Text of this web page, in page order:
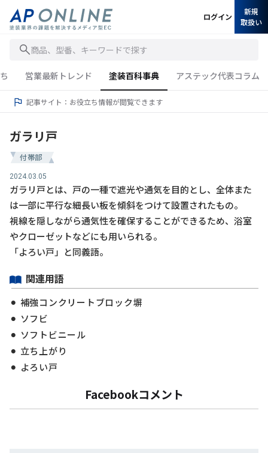
商品、型番、キーワードで探す
ログイン
新規
取扱い
営業最新トレンド 塗装百科事典 アステック代表コラム
記事サイト：お役立ち情報が閲覧できます
ガラリ戸
付帯部
2024.03.05
ガラリ戸とは、戸の一種で遮光や通気を目的とし、全体また
は一部に平行な細長い板を傾斜をつけて設置されたもの。
視線を隠しながら通気性を確保することができるため、浴室
やクローゼットなどにも用いられる。
「よろい戸」と同義語。
関連用語
補強コンクリートブロック塀
ソフビ
ソフトビニール
立ち上がり
よろい戸
Facebookコメント